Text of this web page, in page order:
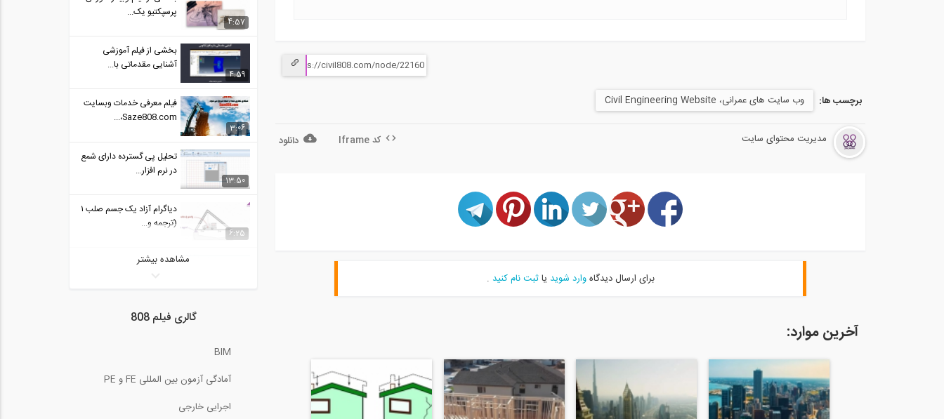
برچسب ها: وب سایت های عمرانی، Civil Engineering Website
دانلود مدیریت محتوای سایت کد Iframe
برای ارسال دیدگاهوارد شوید یاثبت نام کنید .
آخرین موارد:
4:57
پرسپکتیو یک...
4:59
بخشی از فیلم آموزشی
آشنایی مقدماتی با...
3:06
فیلم معرفی خدمات وبسایت
Saze808.com،...
13:50
تحلیل پی گسترده دارای شمع
در نرم افزار...
6:25
دیاگرام آزاد یک جسم صلب ۱
(ترجمه و...
تحلیل پی گسترده دارای
ویزیکان (...
مشاهده بیشتر
گالری فیلم 808
BIM
آمادگی آزمون بین المللی FE و PE
اجرایی خارجی